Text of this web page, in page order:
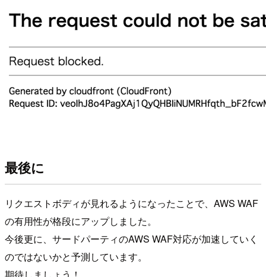
最後に
リクエストボディが見れるようになったことで、AWS WAF
の有用性が格段にアップしました。
今後更に、サードパーティのAWS WAF対応が加速していく
のではないかと予測しています。